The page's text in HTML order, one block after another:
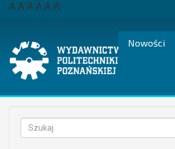
Przejdź
A A A A A A
Nowości
Formularz
wyszukiwania